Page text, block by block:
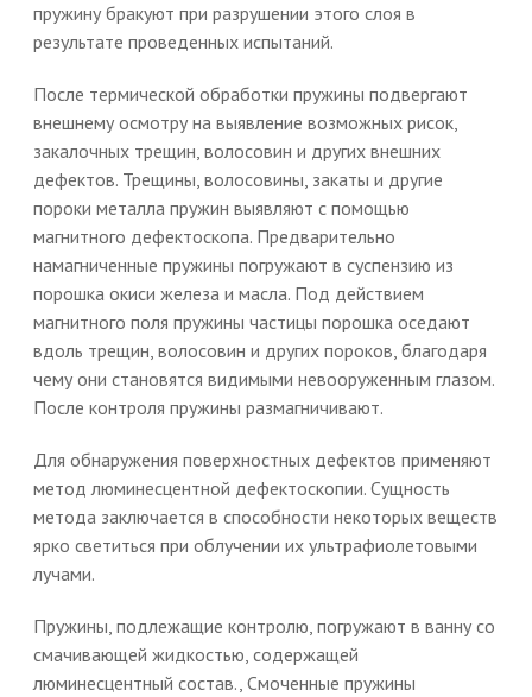
пружину бракуют при разрушении этого слоя в
результате проведенных испытаний.
После термической обработки пружины подвергают
внешнему осмотру на выявление возможных рисок,
закалочных трещин, волосовин и других внешних
дефектов. Трещины, волосовины, закаты и другие
пороки металла пружин выявляют с помощью
магнитного дефектоскопа. Предварительно
намагниченные пружины погружают в суспензию из
порошка окиси железа и масла. Под действием
магнитного поля пружины частицы порошка оседают
вдоль трещин, волосовин и других пороков, благодаря
чему они становятся видимыми невооруженным глазом.
После контроля пружины размагничивают.
Для обнаружения поверхностных дефектов применяют
метод люминесцентной дефектоскопии. Сущность
метода заключается в способности некоторых веществ
ярко светиться при облучении их ультрафиолетовыми
лучами.
Пружины, подлежащие контролю, погружают в ванну со
смачивающей жидкостью, содержащей
люминесцентный состав., Смоченные пружины